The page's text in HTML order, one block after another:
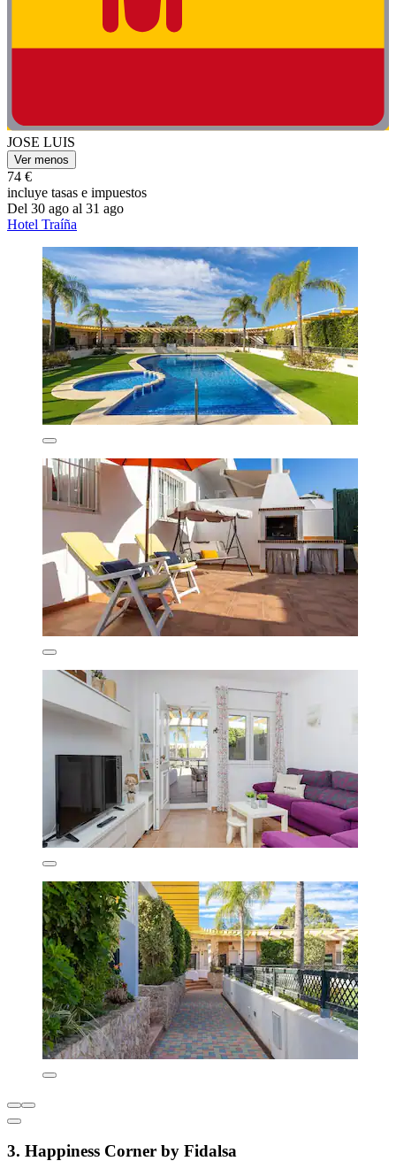
JOSE LUIS
Ver menos
74 €
incluye tasas e impuestos
Del 30 ago al 31 ago
Hotel Traíña
3. Happiness Corner by Fidalsa